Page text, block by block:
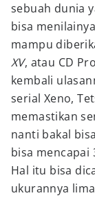
sebuah dunia
bisa
mampu
XV, atau CD
kembali
serial Xeno,
memastikan
nanti bakal
bisa mencapai
Hal itu bisa
ukurannya